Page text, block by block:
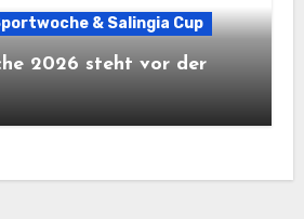
& Salingia Cup
2026 steht vor der